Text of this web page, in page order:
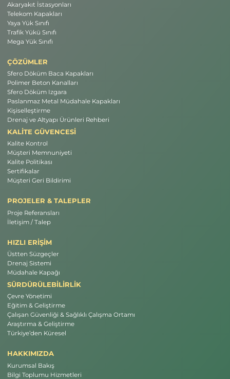
Akaryakıt İstasyonları
Telekom Kapakları
Yaya Yük Sınıfı
Trafik Yükü Sınıfı
Mega Yük Sınıfı
ÇÖZÜMLER
Sfero Döküm Baca Kapakları
Polimer Beton Kanalları
Sfero Döküm Izgara
Paslanmaz Metal Müdahale Kapakları
Kişiselleştirme
Drenaj ve Altyapı Ürünleri Rehberi
KALİTE GÜVENCESİ
Kalite Kontrol
Müşteri Memnuniyeti
Kalite Politikası
Sertifikalar
Müşteri Geri Bildirimi
PROJELER & TALEPLER
Proje Referansları
İletişim / Talep
HIZLI ERİŞİM
Üstten Süzgeçler
Drenaj Sistemi
Müdahale Kapağı
SÜRDÜRÜLEBİLİRLİK
Çevre Yönetimi
Eğitim & Geliştirme
Çalışan Güvenliği & Sağlıklı Çalışma Ortamı
Araştırma & Geliştirme
Türkiye’den Küresel
HAKKIMIZDA
Kurumsal Bakış
Bilgi Toplumu Hizmetleri